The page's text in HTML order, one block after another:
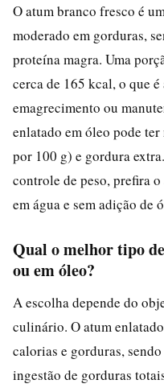
O atum branco fresco é
moderado em gorduras,
proteína magra. Uma
cerca de 165 kcal, o que
emagrecimento ou
enlatado em óleo pode
por 100 g) e gordura
controle de peso, prefira
em água e sem adição de
Qual o melhor tipo
ou em óleo?
A escolha depende do
culinário. O atum
calorias e gorduras,
ingestão de gorduras